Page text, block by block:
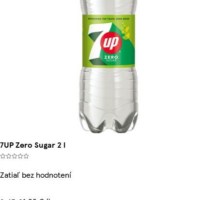
7UP Zero Sugar 2 l
Zatiaľ bez hodnotení